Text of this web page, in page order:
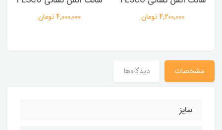
4,200,000 تومان 4,000,000 تومان
مشخصات دیدگاه‌ها
سایز